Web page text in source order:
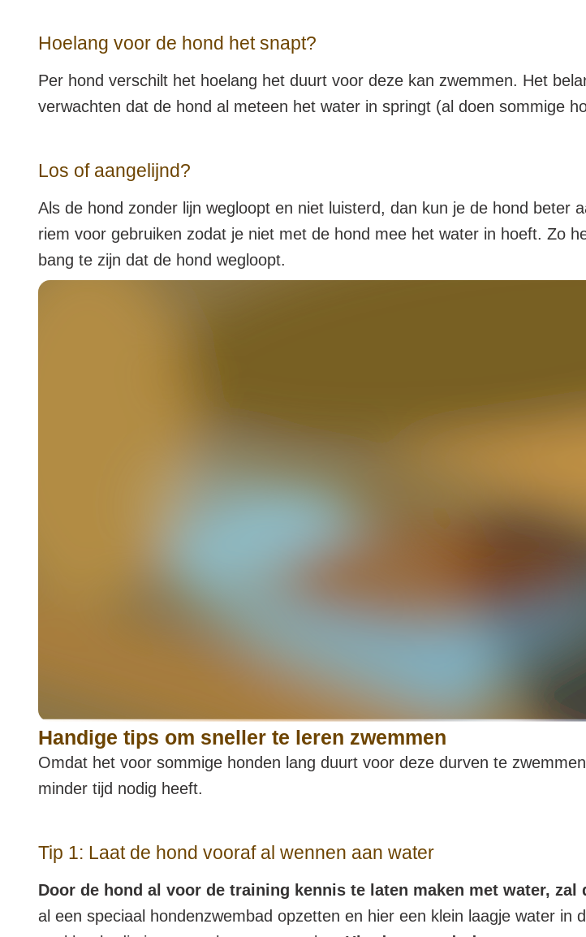
Hoelang voor de hond het snapt?
Per hond verschilt het hoelang het duurt voor deze kan zwemmen. Het
verwachten dat de hond al meteen het water in springt (al doen sommige
Los of aangelijnd?
Als de hond zonder lijn wegloopt en niet luisterd, dan kun je de hond beter
riem voor gebruiken zodat je niet met de hond mee het water in hoeft. Zo
bang te zijn dat de hond wegloopt.
Handige tips om sneller te leren zwemmen
Omdat het voor sommige honden lang duurt voor deze durven te
minder tijd nodig heeft.
Tip 1: Laat de hond vooraf al wennen aan water
Door de hond al voor de training kennis te laten maken met water,
al een speciaal hondenzwembad opzetten en hier een klein laagje water